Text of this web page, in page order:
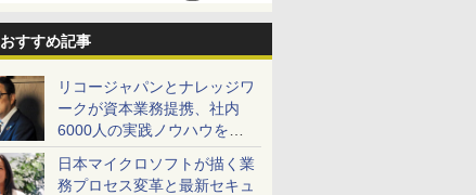
おすすめ記事
リコージャパンとナレッジワ
ークが資本業務提携、社内
6000人の実践ノウハウを生
かした「AI商談記録 for
RICOH」を展開へ
日本マイクロソフトが描く業
務プロセス変革と最新セキュ